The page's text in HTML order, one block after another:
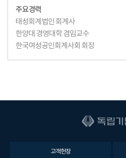
주요경력
태성회계법인 회계사
한양대 경영대학 겸임교수
한국여성공인회계사회 회장
고객헌장